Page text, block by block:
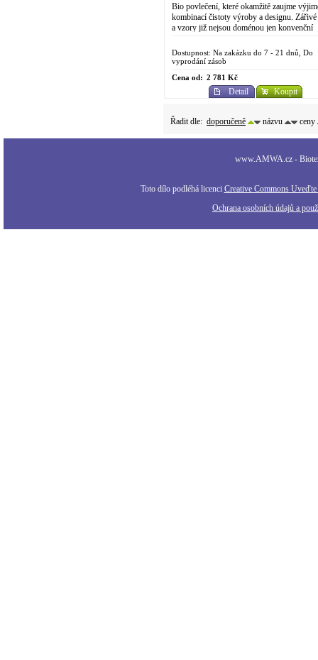
Bio povlečení, které okamžitě zaujme
kombinací čistoty výroby a designu.
a vzory již nejsou doménou jen konvenční
propracovaného...
Dostupnost: Na zakázku do 7 - 21 dnů, Do
vyprodání zásob
Cena od: 2 781 Kč
Detail Koupit
Řadit dle: doporučeně názvu ceny
www.AMWA.cz -
Toto dílo podléhá licenci Creative Commons
Ochrana osobních údajů a